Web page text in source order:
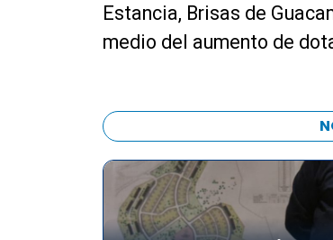
Estancia, Brisas de
medio del aumento de